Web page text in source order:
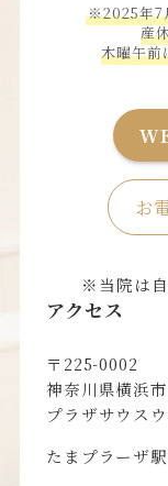
※2025年7
産
木曜午前
お
※当院は自
アクセス
〒225-0002
神奈川県横浜
プラザサウス
たまプラーザ